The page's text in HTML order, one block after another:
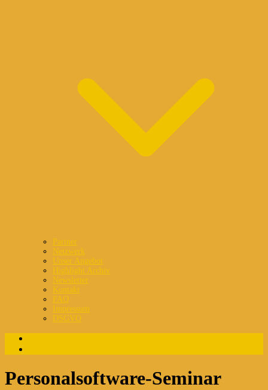
Partner
Netzwerk
Unser Angebot
Highlight Archiv
Newsletter
Kontakt
FAQ
Impressum
DSGVO
Personalsoftware-Seminar